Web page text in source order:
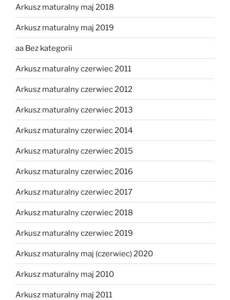
Arkusz maturalny maj 2018
Arkusz maturalny maj 2019
aa Bez kategorii
Arkusz maturalny czerwiec 2011
Arkusz maturalny czerwiec 2012
Arkusz maturalny czerwiec 2013
Arkusz maturalny czerwiec 2014
Arkusz maturalny czerwiec 2015
Arkusz maturalny czerwiec 2016
Arkusz maturalny czerwiec 2017
Arkusz maturalny czerwiec 2018
Arkusz maturalny czerwiec 2019
Arkusz maturalny maj (czerwiec) 2020
Arkusz maturalny maj 2010
Arkusz maturalny maj 2011